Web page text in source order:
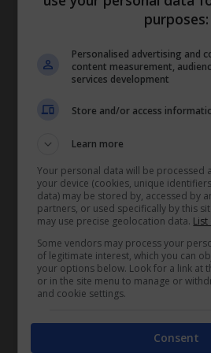
lavoro che abbiano
sensi degli articoli 40,
massimo al 31 dicembre 2021
divieto di licenziamento alla
autorizzato e non a quello
CONTRATTO DI SOLIDARIETÀ
L’articolo 40, comma 1,
deroga al quale il
licenziamento. Va, tuttavia,
volto ad evitare esuberi e
accordi di cui all’articolo 21,
LA RIAPERTURA DELLA
In considerazione
orientare le procedure
purposes:
Personalised advertising and
content measurement,
services development
Store and/or access
Learn more
Your personal data will be processed
your device (cookies, unique
data) may be stored by, accessed by
partners, or used specifically by this
may use precise geolocation data.
Some vendors may process your
of legitimate interest, which you can
your options below. Look for a link at
or in the site menu to manage or
and cookie settings.
Consent